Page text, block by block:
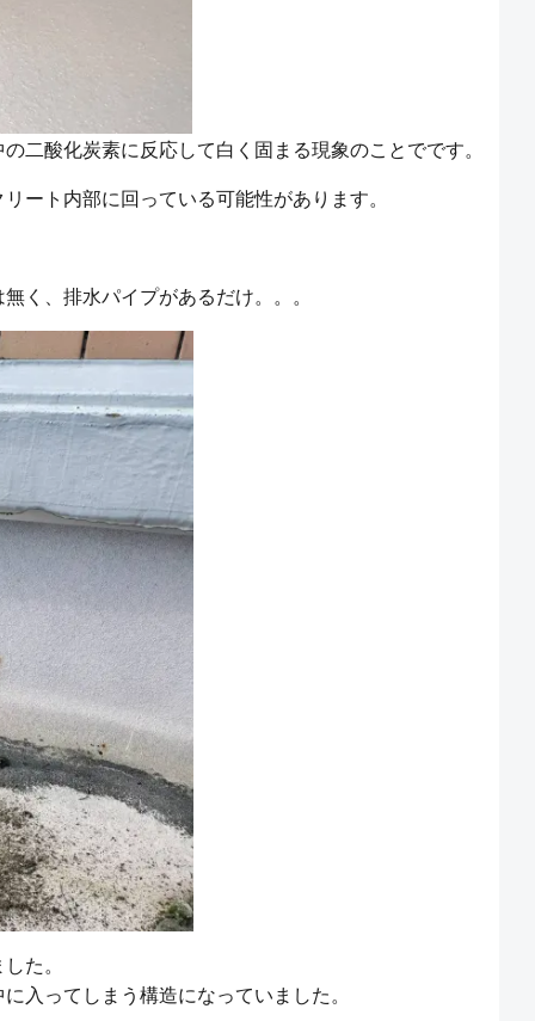
二酸化炭素に反応して白く固まる現象のことでです。
ート内部に回っている可能性があります。
く、排水パイプがあるだけ。。。
た。
入ってしまう構造になっていました。